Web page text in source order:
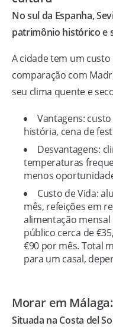
No sul da Espanha,
patrimônio histórico e
A cidade tem um
comparação com
seu clima quente e
Vantagens:
história, cena de
Desvantagens:
temperaturas
menos
Custo de Vida:
mês, refeições em
alimentação
público cerca de
€90 por mês. Total
para um casal,
Morar em
Situada na Costa del